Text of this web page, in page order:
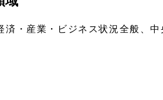
済・産業・ビジネス状況全般、